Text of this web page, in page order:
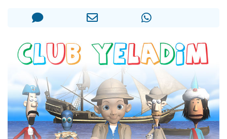
Il reste 49 places pour étudier en groupe sur Zoom
Eva vient de donner son Maasser